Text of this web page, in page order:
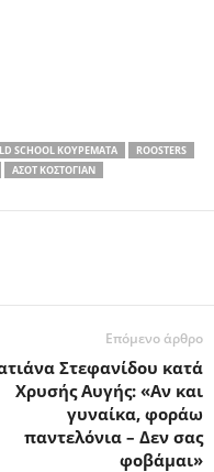
SCHOOL ΚΟΥΡΈΜΑΤΑ
ROOSTERS
ΑΣΟΤ ΚΟΣΤΟΓΙΑΝ
Επόμενο άρθρο
Στεφανίδου κατά
Χρυσής Αυγής: «Αν και
γυναίκα, φοράω
παντελόνια – Δεν σας
φοβάμαι»